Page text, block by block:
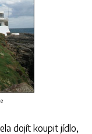
dojít koupit jídlo,